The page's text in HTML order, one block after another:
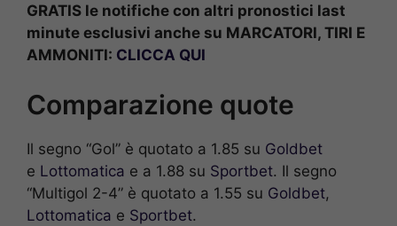
GRATIS le notifiche con altri pronostici last
minute esclusivi anche su MARCATORI, TIRI E
AMMONITI: CLICCA QUI
Comparazione quote
Il segno “Gol” è quotato a 1.85 su Goldbet
e Lottomatica e a 1.88 su Sportbet. Il segno
“Multigol 2-4” è quotato a 1.55 su Goldbet,
Lottomatica e Sportbet.